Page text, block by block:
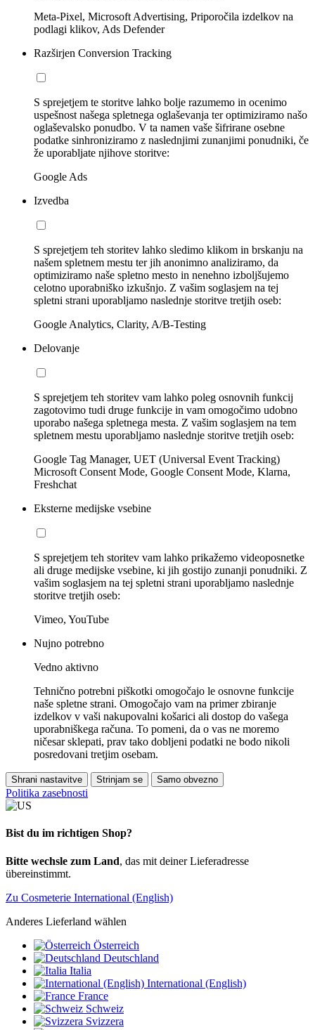
Meta-Pixel, Microsoft Advertising, Priporočila izdelkov na
podlagi klikov, Ads Defender
Razširjen Conversion Tracking
S sprejetjem te storitve lahko bolje razumemo in ocenimo
uspešnost našega spletnega oglaševanja ter optimiziramo našo
oglaševalsko ponudbo. V ta namen vaše šifrirane osebne
podatke sinhroniziramo z naslednjimi zunanjimi ponudniki, če
že uporabljate njihove storitve:
Google Ads
Izvedba
S sprejetjem teh storitev lahko sledimo klikom in brskanju na
našem spletnem mestu ter jih anonimno analiziramo, da
optimiziramo naše spletno mesto in nenehno izboljšujemo
celotno uporabniško izkušnjo. Z vašim soglasjem na tej
spletni strani uporabljamo naslednje storitve tretjih oseb:
Google Analytics, Clarity, A/B-Testing
Delovanje
S sprejetjem teh storitev vam lahko poleg osnovnih funkcij
zagotovimo tudi druge funkcije in vam omogočimo udobno
uporabo našega spletnega mesta. Z vašim soglasjem na tem
spletnem mestu uporabljamo naslednje storitve tretjih oseb:
Google Tag Manager, UET (Universal Event Tracking)
Microsoft Consent Mode, Google Consent Mode, Klarna,
Freshchat
Eksterne medijske vsebine
S sprejetjem teh storitev vam lahko prikažemo videoposnetke
ali druge medijske vsebine, ki jih gostijo zunanji ponudniki. Z
vašim soglasjem na tej spletni strani uporabljamo naslednje
storitve tretjih oseb:
Vimeo, YouTube
Nujno potrebno
Vedno aktivno
Tehnično potrebni piškotki omogočajo le osnovne funkcije
naše spletne strani. Omogočajo vam na primer zbiranje
izdelkov v vaši nakupovalni košarici ali dostop do vašega
uporabniškega računa. To pomeni, da o vas ne moremo
ničesar sklepati, prav tako dobljeni podatki ne bodo nikoli
posredovani tretjim osebam.
Shrani nastavitve Strinjam se Samo obvezno
Politika zasebnosti
Bist du im richtigen Shop?
Bitte wechsle zum Land, das mit deiner Lieferadresse
übereinstimmt.
Zu Cosmeterie International (English)
Anderes Lieferland wählen
Österreich
Deutschland
Italia
International (English)
France
Schweiz
Svizzera